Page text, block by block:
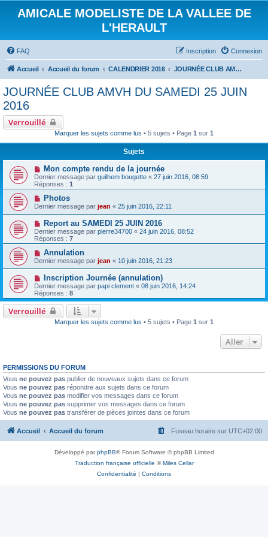
AMICALE MODELISTE DE LA VALLEE DE
L'HERAULT
FAQ Connexion
Inscription
Accueil Accueil du forum CALENDRIER 2016 JOURNÉE CLUB AMVH DU SAMEDI 25 JUIN 2016
JOURNÉE CLUB AMVH DU SAMEDI 25 JUIN
2016
Verrouillé
Marquer les sujets comme lus • 5 sujets • Page 1 sur 1
Sujets
Mon compte rendu de la journée
Dernier message par guilhem bougette « 27 juin 2016, 08:59
Réponses : 1
Photos
Dernier message par jean « 25 juin 2016, 22:11
Report au SAMEDI 25 JUIN 2016
Dernier message par pierre34700 « 24 juin 2016, 08:52
Réponses : 7
Annulation
Dernier message par jean « 10 juin 2016, 21:23
Inscription Journée (annulation)
Dernier message par papi clement « 08 juin 2016, 14:24
Réponses : 8
Verrouillé
Marquer les sujets comme lus • 5 sujets • Page 1 sur 1
Aller
PERMISSIONS DU FORUM
Vous ne pouvez pas publier de nouveaux sujets dans ce forum
Vous ne pouvez pas répondre aux sujets dans ce forum
Vous ne pouvez pas modifier vos messages dans ce forum
Vous ne pouvez pas supprimer vos messages dans ce forum
Vous ne pouvez pas transférer de pièces jointes dans ce forum
Accueil Accueil du forum Fuseau horaire sur UTC+02:00
Développé parphpBB® Forum Software © phpBB Limited
Traduction française officielle ©Miles Cellar
Confidentialité | Conditions